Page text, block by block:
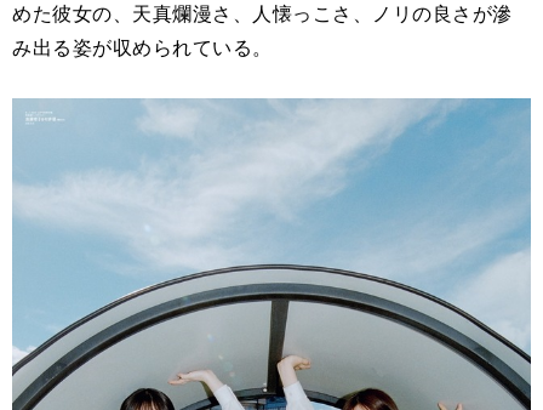
めた彼女の、天真爛漫さ、人懐っこさ、ノリの良さが滲
み出る姿が収められている。